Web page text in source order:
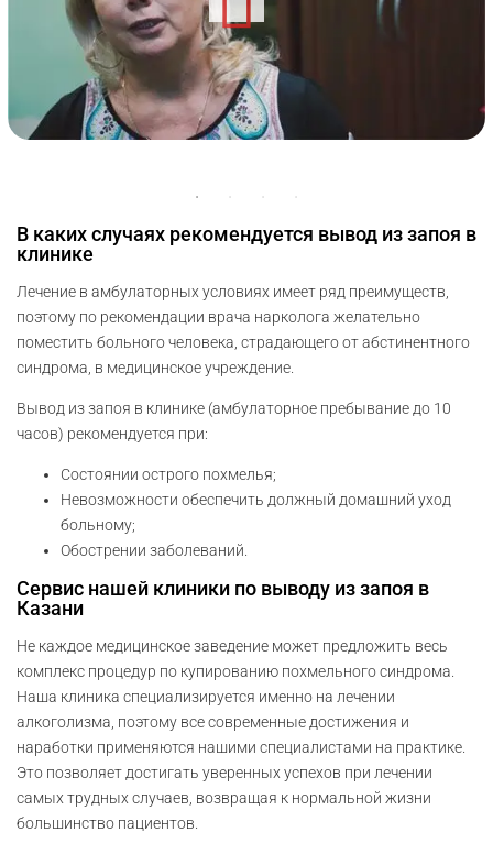
В каких случаях рекомендуется вывод из запоя в
клинике
Лечение в амбулаторных условиях имеет ряд преимуществ,
поэтому по рекомендации врача нарколога желательно
поместить больного человека, страдающего от абстинентного
синдрома, в медицинское учреждение.
Вывод из запоя в клинике (амбулаторное пребывание до 10
часов) рекомендуется при:
Состоянии острого похмелья;
Невозможности обеспечить должный домашний уход
больному;
Обострении заболеваний.
Сервис нашей клиники по выводу из запоя в
Казани
Не каждое медицинское заведение может предложить весь
комплекс процедур по купированию похмельного синдрома.
Наша клиника специализируется именно на лечении
алкоголизма, поэтому все современные достижения и
наработки применяются нашими специалистами на практике.
Это позволяет достигать уверенных успехов при лечении
самых трудных случаев, возвращая к нормальной жизни
большинство пациентов.